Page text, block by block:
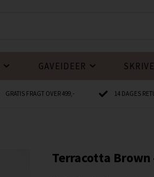
GAVEIDEER
GRATIS FRAGT OVER 499,- 14 DAGES
Terracotta Brown